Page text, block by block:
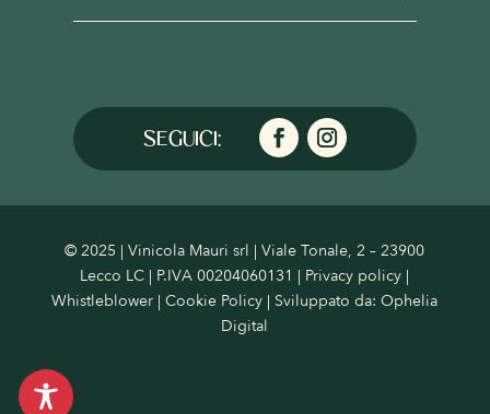
© 2025 | Vinicola Mauri srl | Viale Tonale, 2 – 23900
Lecco LC | P.IVA 00204060131 | Privacy policy |
Whistleblower |Cookie Policy | Sviluppato da:Ophelia
Digital